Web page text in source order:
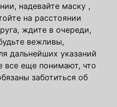
надевайте маску ,
на расстоянии
ждите в очереди,
вежливы,
дальнейших указаний
еще понимают, что
заботиться об